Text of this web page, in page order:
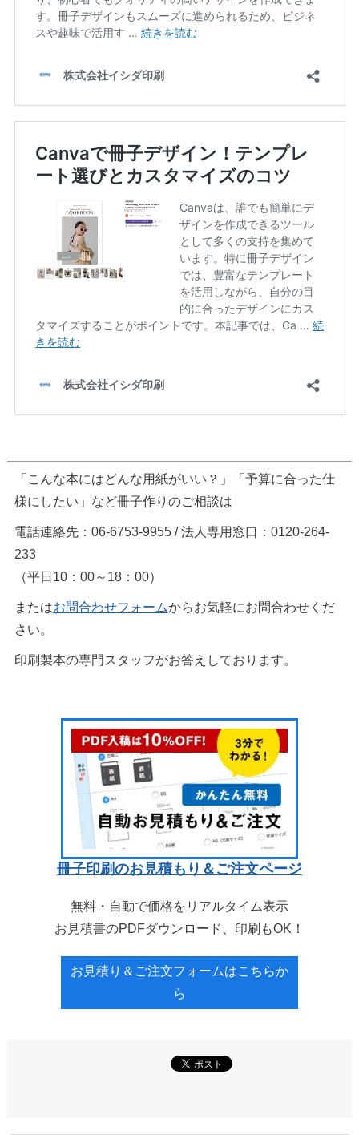
「こんな本にはどんな用紙がいい？」「予算に合った仕
様にしたい」など冊子作りのご相談は
電話連絡先：06-6753-9955 / 法人専用窓口：0120-264-
233
（平日10：00～18：00）
またはお問合わせフォームからお気軽にお問合わせくだ
さい。
印刷製本の専門スタッフがお答えしております。
冊子印刷のお見積もり＆ご注文ページ
無料・自動で価格をリアルタイム表示
お見積書のPDFダウンロード、印刷もOK！
お見積り＆ご注文フォームはこちらか
ら